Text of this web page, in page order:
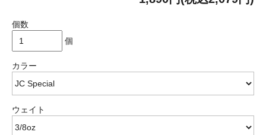
個数
個
カラー
ウェイト